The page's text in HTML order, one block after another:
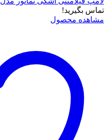
تماس بگیرید!
مشاهده محصول